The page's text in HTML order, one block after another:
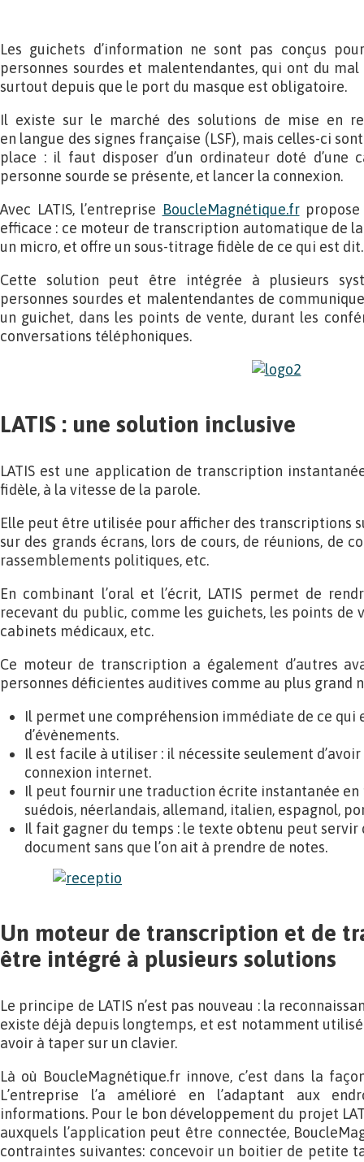
Les guichets d’information ne sont pas conçus
personnes sourdes et malentendantes, qui ont du
surtout depuis que le port du masque est obligatoire.
Il existe sur le marché des solutions de mise en
en langue des signes française (LSF), mais celles-ci
place : il faut disposer d’un ordinateur doté d’une
personne sourde se présente, et lancer la connexion.
Avec LATIS, l’entreprise BoucleMagnétique.frpropose
efficace : ce moteur de transcription automatique de
un micro, et offre un sous-titrage fidèle de ce qui est dit.
Cette solution peut être intégrée à plusieurs
personnes sourdes et malentendantes de
un guichet, dans les points de vente, durant les
conversations téléphoniques.
LATIS : une solution inclusive
LATIS est une application de transcription
fidèle, à la vitesse de la parole.
Elle peut être utilisée pour afficher des transcriptions
sur des grands écrans, lors de cours, de réunions, de
rassemblements politiques, etc.
En combinant l’oral et l’écrit, LATIS permet de
recevant du public, comme les guichets, les points de
cabinets médicaux, etc.
Ce moteur de transcription a également d’autres
personnes déficientes auditives comme au plus grand
Il permet une compréhension immédiate de ce qui
d’évènements.
Il est facile à utiliser : il nécessite seulement
connexion internet.
Il peut fournir une traduction écrite instantanée en
suédois, néerlandais, allemand, italien, espagnol,
Il fait gagner du temps : le texte obtenu peut servir
document sans que l’on ait à prendre de notes.
Un moteur de transcription et de
être intégré à plusieurs solutions
Le principe de LATIS n’est pas nouveau : la
existe déjà depuis longtemps, et est notamment
avoir à taper sur un clavier.
Là où BoucleMagnétique.fr innove, c’est dans la
L’entreprise l’a amélioré en l’adaptant aux
informations. Pour le bon développement du projet
auxquels l’application peut être connectée,
contraintes suivantes: concevoir un boitier de petite